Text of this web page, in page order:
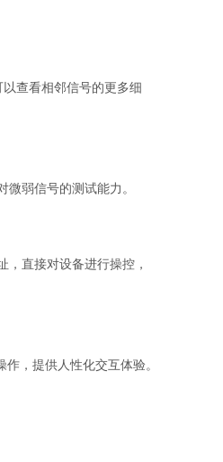
查看相邻信号的更多细
微弱信号的测试能力。
，直接对设备进行操控，
，提供人性化交互体验。